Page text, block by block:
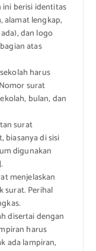
ini berisi identitas
alamat lengkap,
dan logo
atas
harus
surat
bulan, dan
surat
biasanya di sisi
digunakan
menjelaskan
surat. Perihal
disertai dengan
harus
ada lampiran,